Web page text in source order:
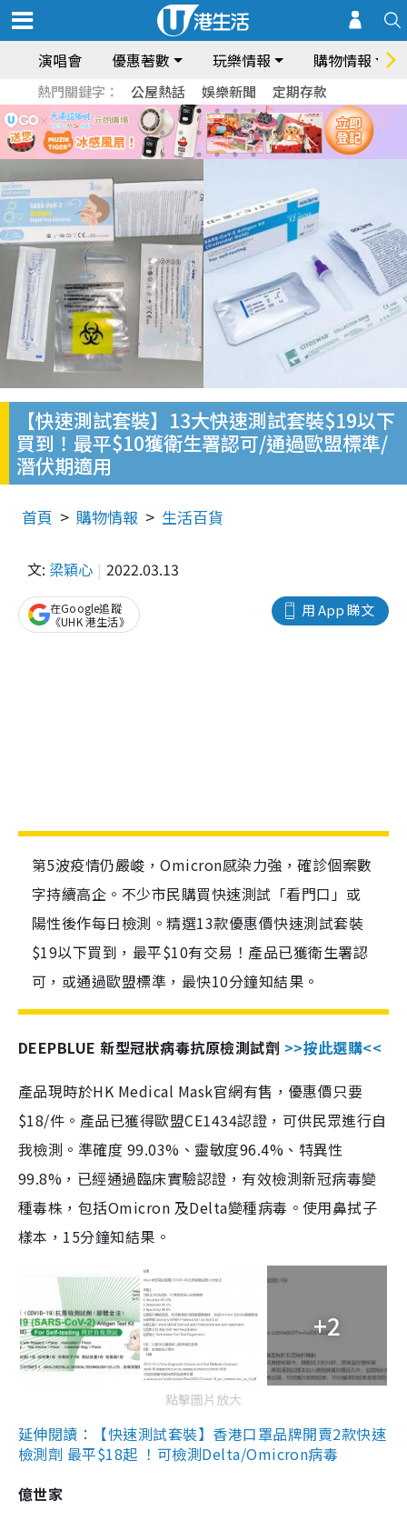
演唱會 優惠著數 玩樂情報 購物情報
熱門關鍵字： 公屋熱話 娛樂新聞 定期存款
【快速測試套裝】13大快速測試套裝$19以下
買到！最平$10獲衛生署認可/通過歐盟標準/
潛伏期適用
首頁 購物情報 生活百貨
文: 梁穎心 2022.03.13
用 App 睇文
在Google追蹤
《UHK 港生活》
第5波疫情仍嚴峻，Omicron感染力強，確診個案數
字持續高企。不少市民購買快速測試「看門口」或
陽性後作每日檢測。精選13款優惠價快速測試套裝
$19以下買到，最平$10有交易！產品已獲衛生署認
可，或通過歐盟標準，最快10分鐘知結果。
DEEPBLUE 新型冠狀病毒抗原檢測試劑 >>按此選購<<
產品現時於HK Medical Mask官網有售，優惠價只要
$18/件。產品已獲得歐盟CE1434認證，可供民眾進行自
我檢測。準確度 99.03%、靈敏度96.4%、特異性
99.8%，已經通過臨床實驗認證，有效檢測新冠病毒變
種毒株，包括Omicron 及Delta變種病毒。使用鼻拭子
樣本，15分鐘知結果。
+2
點擊圖片放大
延伸閱讀：【快速測試套裝】香港口罩品牌開賣2款快速
檢測劑 最平$18起 ！可檢測Delta/Omicron病毒
億世家